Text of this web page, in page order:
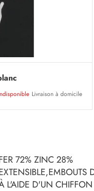
Livraison à domicile
72% ZINC 28%
L'AIDE D'UN